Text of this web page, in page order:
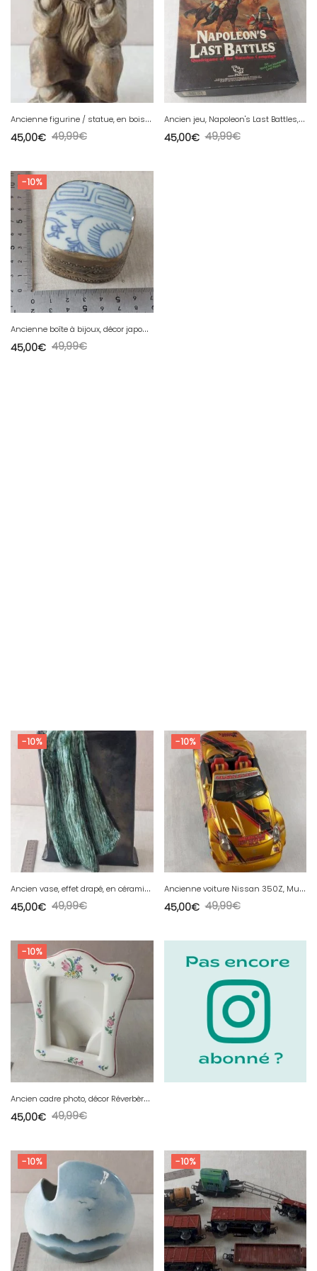
A
ncienne figurine / statue, en bois sculpté, gnome penseur
49,99€
45,00€
A
ncien jeu, Napoleon's Last Battles, Dernières batailles de Napoléon, TSR
49,99€
45,00€
-10%
A
ncienne boîte à bijoux, décor japonisant, en métal argenté et porcelaine
49,99€
45,00€
-10%
A
ncien vase, effet drapé, en céramique, à identifier, JR / JK
49,99€
45,00€
-10%
A
ncienne voiture Nissan 350Z, Muscle Machines, 1/18
49,99€
45,00€
-10%
A
ncien cadre photo, décor Réverbère, en céramique de Lunéville
49,99€
45,00€
-10% -10%